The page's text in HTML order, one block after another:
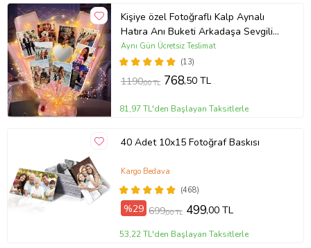
Kişiye özel Fotoğraflı Kalp Aynalı
Hatıra Anı Buketi Arkadaşa Sevgiliye
Hediye
(13)
Aynı Gün Ücretsiz Teslimat
1190,00 TL 768,50 TL
81,97 TL'den Başlayan Taksitlerle
40 Adet 10x15 Fotoğraf Baskısı
(468)
Kargo Bedava
%29 699,00 TL 499,00 TL
53,22 TL'den Başlayan Taksitlerle